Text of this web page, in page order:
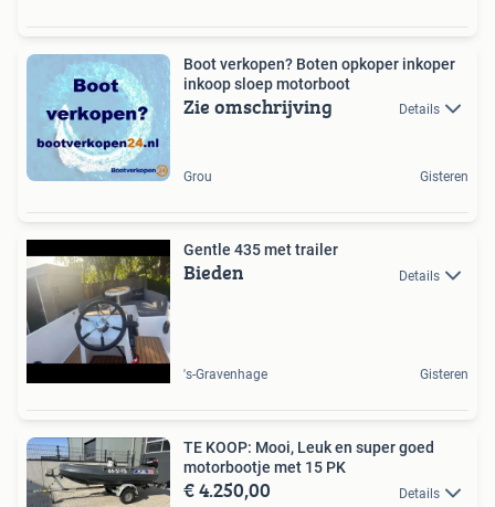
Boot verkopen? Boten opkoper inkoper
inkoop sloep motorboot
Zie omschrijving Details
Grou Gisteren
Gentle 435 met trailer
Bieden Details
's-Gravenhage Gisteren
TE KOOP: Mooi, Leuk en super goed
motorbootje met 15 PK
€ 4.250,00 Details